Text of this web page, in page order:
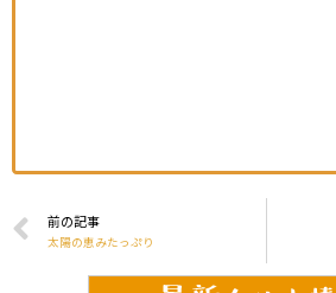
前の記事
太陽の恵みたっぷり